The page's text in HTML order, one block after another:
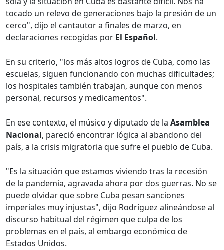
tocado un relevo de generaciones bajo la presión de un
cerco", dijo el cantautor a finales de marzo, en
declaraciones recogidas por El Español.
En su criterio, "los más altos logros de Cuba, como las
escuelas, siguen funcionando con muchas dificultades;
los hospitales también trabajan, aunque con menos
personal, recursos y medicamentos".
En ese contexto, el músico y diputado de la Asamblea
Nacional, pareció encontrar lógica al abandono del
país, a la crisis migratoria que sufre el pueblo de Cuba.
"Es la situación que estamos viviendo tras la recesión
de la pandemia, agravada ahora por dos guerras. No se
puede olvidar que sobre Cuba pesan sanciones
imperiales muy injustas", dijo Rodríguez alineándose al
discurso habitual del régimen que culpa de los
problemas en el país, al embargo económico de
Estados Unidos.